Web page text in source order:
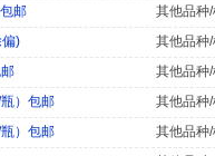
邮
其他品种
)
其他品种
其他品种
）包邮
其他品种
）包邮
其他品种